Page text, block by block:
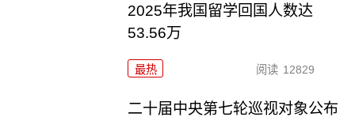
2025年我国留学回国人数达
53.56万
最热 阅读 12829
二十届中央第七轮巡视对象公布